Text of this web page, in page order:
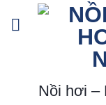
Nồi hơi –